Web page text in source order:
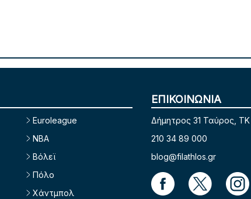
Euroleague
NBA
Βόλεϊ
Πόλο
Χάντμπολ
ΕΠΙΚΟΙΝΩΝΙΑ
Δήμητρος 31 Ταύρος,
210 34 89 000
blog@filathlos.gr